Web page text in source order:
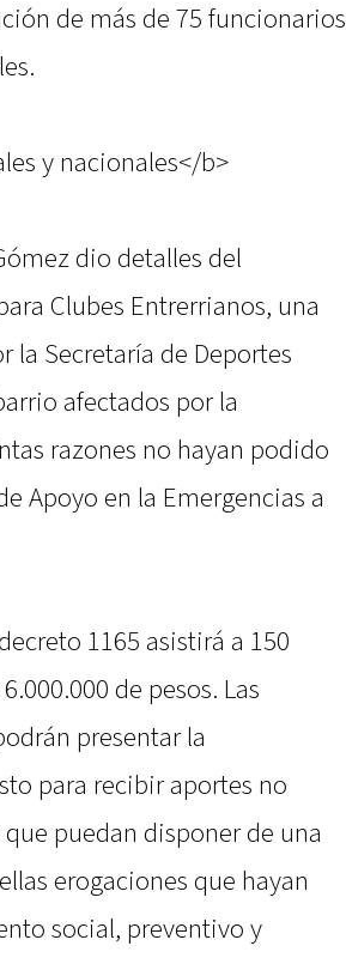
de más de 75 funcionarios
y nacionales</b>
dio detalles del
Clubes Entrerrianos, una
Secretaría de Deportes
afectados por la
razones no hayan podido
Apoyo en la Emergencias a
1165 asistirá a 150
de pesos. Las
presentar la
para recibir aportes no
puedan disponer de una
erogaciones que hayan
social, preventivo y